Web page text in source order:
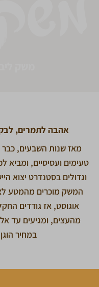
אהבה לתמרים,
טעימים ועסיסיים, ומביא
וגדולים בסטנדרט יצוא
המשק מוכרים מהמטע
אוגוסט, אז גודדים
מהעצים, ומגיעים עד
במחיר